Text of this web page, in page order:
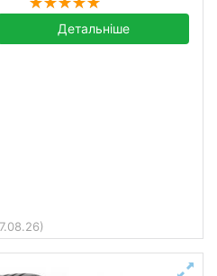
Детальніше